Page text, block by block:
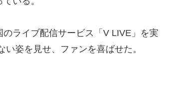
のライブ配信サービス「V LIVE」を実
姿を見せ、ファンを喜ばせた。